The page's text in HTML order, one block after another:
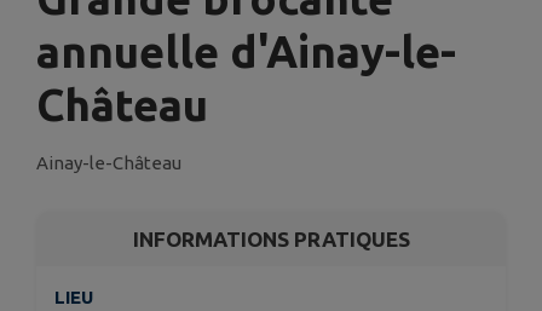
annuelle d'Ainay-le-
Château
Ainay-le-Château
INFORMATIONS PRATIQUES
LIEU